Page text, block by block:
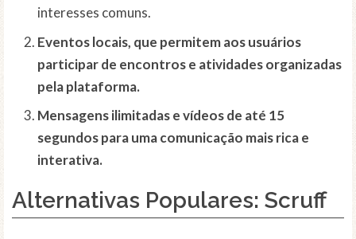
interesses comuns.
Eventos locais, que permitem aos usuários
participar de encontros e atividades organizadas
pela plataforma.
Mensagens ilimitadase vídeos de até 15
segundos para uma comunicação mais rica e
interativa.
Alternativas Populares: Scruff